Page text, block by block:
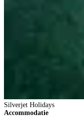
Silverjet Holidays
Accommodatie